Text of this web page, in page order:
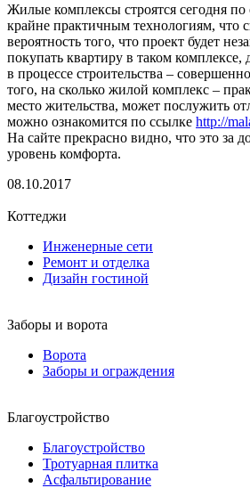
Жилые комплексы строятся сегодня
крайне практичным технологиям, что
вероятность того, что проект будет
покупать квартиру в таком комплексе,
в процессе строительства –
того, на сколько жилой комплекс –
место жительства, может послужить
можно ознакомится по ссылке http://
На сайте прекрасно видно, что это за
уровень комфорта.
08.10.2017
Коттеджи
Инженерные сети
Ремонт и отделка
Дизайн гостиной
Заборы и ворота
Ворота
Заборы и ограждения
Благоустройство
Благоустройство
Тротуарная плитка
Асфальтирование